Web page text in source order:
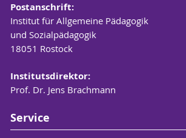
Postanschrift:
Institut für Allgemeine Pädagogik
und Sozialpädagogik
18051 Rostock
Institutsdirektor:
Prof. Dr. Jens Brachmann
Service